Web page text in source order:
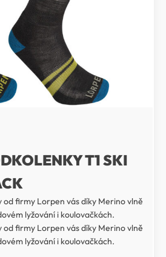
T1 SKI
od firmy Lorpen vás díky Merino vlně
lyžování i koulovačkách.
od firmy Lorpen vás díky Merino vlně
lyžování i koulovačkách.